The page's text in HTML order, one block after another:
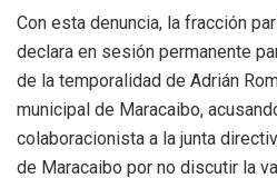
Con esta denuncia, la fracción
declara en sesión permanente
de la temporalidad de Adrián
municipal de Maracaibo,
colaboracionista a la junta
de Maracaibo por no discutir la